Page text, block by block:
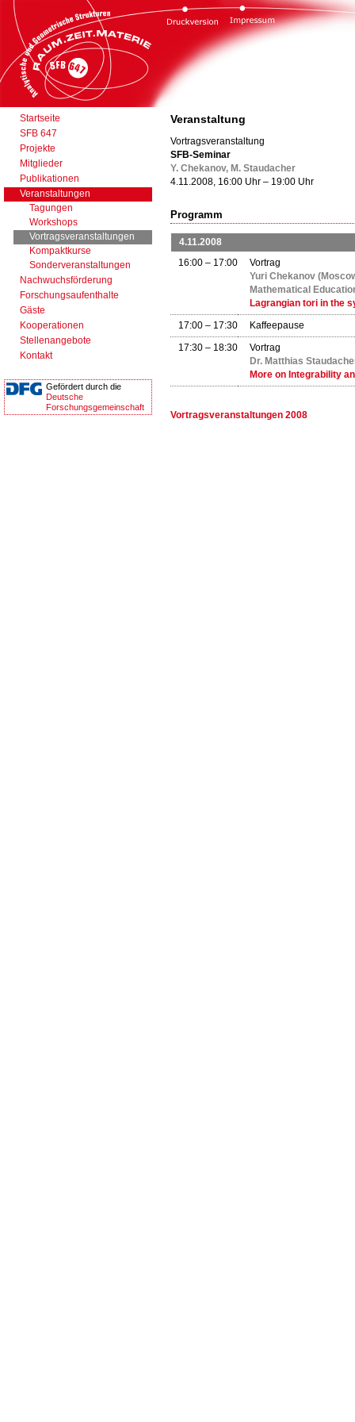
Startseite
SFB 647
Projekte
Mitglieder
Publikationen
Veranstaltungen
Tagungen
Workshops
Vortragsveranstaltungen
Kompaktkurse
Sonderveranstaltungen
Nachwuchsförderung
Forschungsaufenthalte
Gäste
Kooperationen
Stellenangebote
Kontakt
Gefördert durch die
Deutsche
Forschungsgemeinschaft
Veranstaltung
Vortragsveranstaltung
SFB-Seminar
Y. Chekanov, M. Staudacher
4.11.2008, 16:00 Uhr – 19:00 Uhr
Programm
4.11.2008
16:00 – 17:00
Vortrag
Yuri Chekanov
Mathematical
Lagrangian tori in the
17:00 – 17:30
Kaffeepause
17:30 – 18:30
Vortrag
Dr. Matthias
More on Integrability
Vortragsveranstaltungen 2008